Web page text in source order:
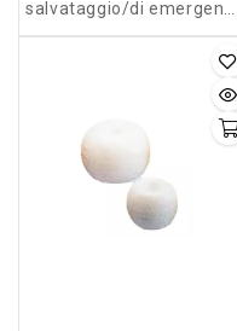
salvataggio/di emergenza
Lifeguard riempito in
poliuretano espanso